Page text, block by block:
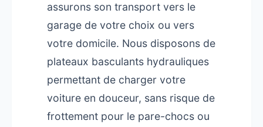
assurons son transport vers le
garage de votre choix ou vers
votre domicile. Nous disposons de
plateaux basculants hydrauliques
permettant de charger votre
voiture en douceur, sans risque de
frottement pour le pare-chocs ou